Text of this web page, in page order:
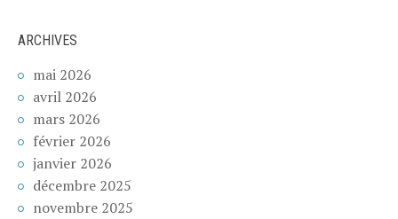
ARCHIVES
mai 2026
avril 2026
mars 2026
février 2026
janvier 2026
décembre 2025
novembre 2025